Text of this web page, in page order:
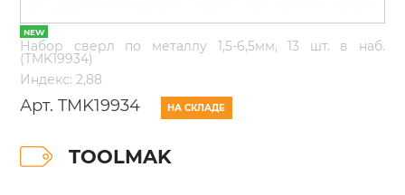
Набор сверл по металлу 1,5-6,5мм, 13 шт. в наб.
(TMK19934)
Индекс: 2,88
Арт. TMK19934 НА СКЛАДЕ
TOOLMAK